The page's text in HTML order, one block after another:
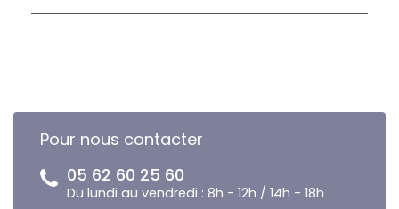
Pour nous contacter
05 62 60 25 60
Du lundi au vendredi : 8h - 12h / 14h - 18h